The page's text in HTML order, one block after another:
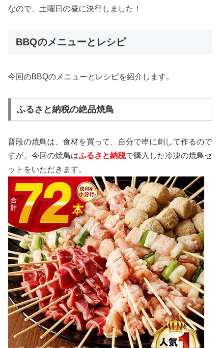
なので、土曜日の昼に決行しました！
BBQのメニューとレシピ
今回のBBQのメニューとレシピを紹介します。
ふるさと納税の絶品焼鳥
普段の焼鳥は、食材を買って、自分で串に刺して作るので
すが、今回の焼鳥はふるさと納税で購入した冷凍の焼鳥セ
ットをいただきます。